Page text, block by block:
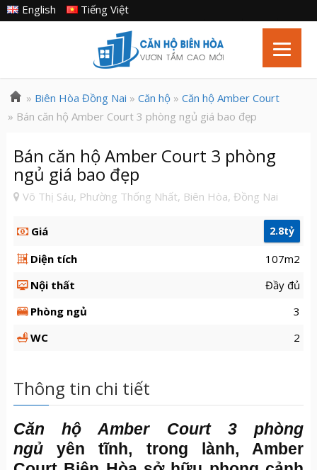
Tiếng Việt
English
» Biên Hòa Đồng Nai » Căn hộ» Căn hộ Amber Court
» Bán căn hộ Amber Court 3 phòng ngủ giá bao đẹp
Bán căn hộ Amber Court 3 phòng
ngủ giá bao đẹp
Võ Thị Sáu, Phường Thống Nhất, Biên Hòa, Đồng Nai
Giá 2.8tỷ
Diện tích
107m2
Nội thất
Đầy đủ
Phòng ngủ
3
WC
2
Thông tin chi tiết
Căn hộ Amber Court 3 phòng
ngủyên tĩnh, trong lành, Amber